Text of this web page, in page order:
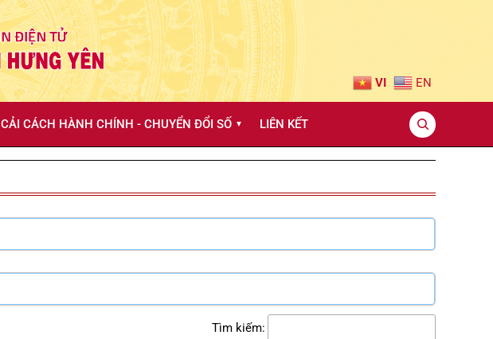
VI EN
CẢI CÁCH HÀNH CHÍNH - CHUYỂN ĐỔI SỐ ▼ LIÊN KẾT
Tìm kiếm: